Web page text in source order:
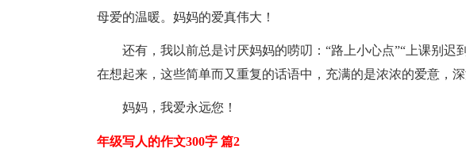
母爱的温暖。妈妈的爱真伟大！
还有，我以前总是讨厌妈妈的唠叨：“路上小心点”“上课别
在想起来，这些简单而又重复的话语中，充满的是浓浓的爱意，深
妈妈，我爱永远您！
年级写人的作文300字 篇2